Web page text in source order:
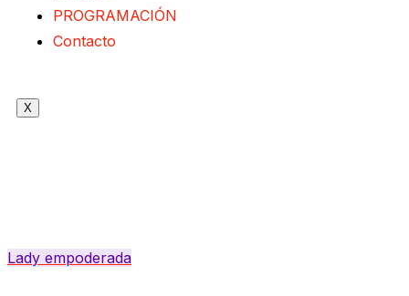
PROGRAMACIÓN
Contacto
X
Lady empoderada